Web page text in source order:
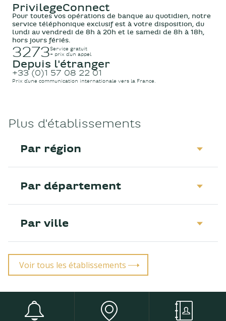
PrivilegeConnect
Pour toutes vos opérations de banque au quotidien, notre
service téléphonique exclusif est à votre disposition, du
lundi au vendredi de 8h à 20h et le samedi de 8h à 18h,
hors jours fériés.
3273Service gratuit
+ prix d’un appel
Depuis l'étranger
+33 (0)1 57 08 22 01
Prix d’une communication internationale vers la France.
Plus d'établissements
Par région
Par département
Par ville
Voir tous les établissements